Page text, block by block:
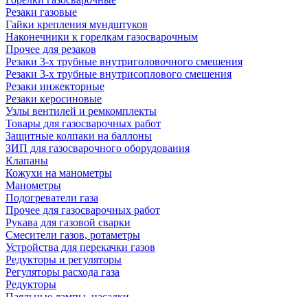
Резаки газовые
Гайки крепления мундштуков
Наконечники к горелкам газосварочным
Прочее для резаков
Резаки 3-х трубные внутриголовочного смешения
Резаки 3-х трубные внутрисоплового смешения
Резаки инжекторные
Резаки керосиновые
Узлы вентилей и ремкомплекты
Товары для газосварочных работ
Защитные колпаки на баллоны
ЗИП для газосварочного оборудования
Клапаны
Кожухи на манометры
Манометры
Подогреватели газа
Прочее для газосварочных работ
Рукава для газовой сварки
Смесители газов, ротаметры
Устройства для перекачки газов
Редукторы и регуляторы
Регуляторы расхода газа
Редукторы